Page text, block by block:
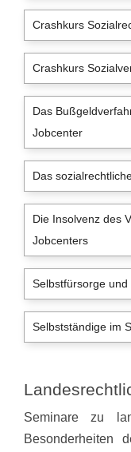
Crashkurs
Crashkurs
Das
Jobcenter
Das
Die Insolvenz des
Jobcenters
Selbstfürsorge und
Selbstständige im
Seminare zu
Besonderheiten